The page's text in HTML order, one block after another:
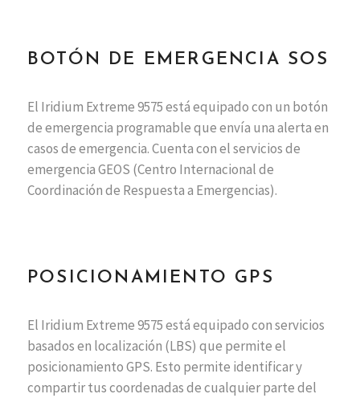
BOTÓN DE EMERGENCIA SOS
El Iridium Extreme 9575 está equipado con un botón
de emergencia programable que envía una alerta en
casos de emergencia. Cuenta con el servicios de
emergencia GEOS (Centro Internacional de
Coordinación de Respuesta a Emergencias).
POSICIONAMIENTO GPS
El Iridium Extreme 9575 está equipado con servicios
basados en localización (LBS) que permite el
posicionamiento GPS. Esto permite identificar y
compartir tus coordenadas de cualquier parte del